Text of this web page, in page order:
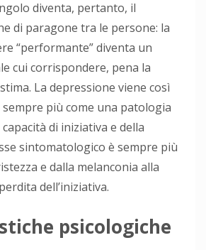
diventa, pertanto, il
di paragone tra le persone: la
“performante” diventa un
cui corrispondere, pena la
La depressione viene così
più come una patologia
capacità di iniziativa e della
sintomatologico è sempre più
e dalla melanconia alla
dell’iniziativa.
psicologiche